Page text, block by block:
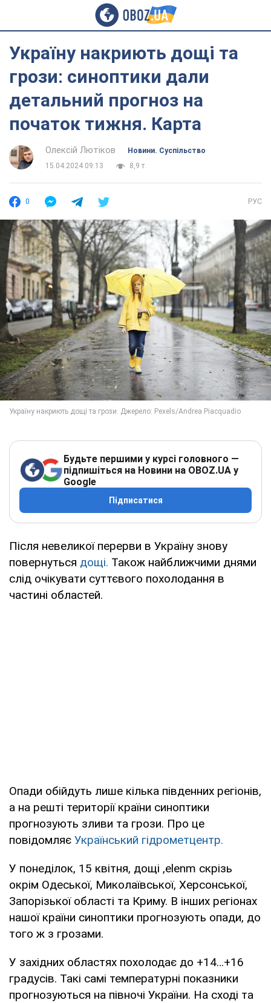
Україну накриють дощі та
грози: синоптики дали
детальний прогноз на
початок тижня. Карта
Олексій Лютіков
Новини. Суспільство
15.04.2024 09:13
8,9 т.
0 РУС
Будьте першими у курсі головного —
підпишіться на Новини на OBOZ.UA у
Google
Підписатися
Після невеликої перерви в Україну знову
повернуться дощі. Також найближчими днями
слід очікувати суттєвого похолодання в
частині областей.
Опади обійдуть лише кілька південних регіонів,
а на решті території країни синоптики
прогнозують зливи та грози. Про це
повідомляє Український гідрометцентр.
У понеділок, 15 квітня, дощі ,elenm скрізь
окрім Одеської, Миколаївської, Херсонської,
Запорізької області та Криму. В інших регіонах
нашої країни синоптики прогнозують опади, до
того ж з грозами.
У західних областях похолодає до +14…+16
градусів. Такі самі температурні показники
прогнозуються на півночі України. На сході та